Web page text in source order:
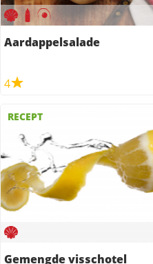
Aardappelsalade
4
RECEPT
Gemengde visschotel